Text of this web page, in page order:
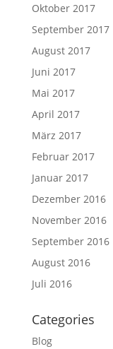
Oktober 2017
September 2017
August 2017
Juni 2017
Mai 2017
April 2017
März 2017
Februar 2017
Januar 2017
Dezember 2016
November 2016
September 2016
August 2016
Juli 2016
Categories
Blog